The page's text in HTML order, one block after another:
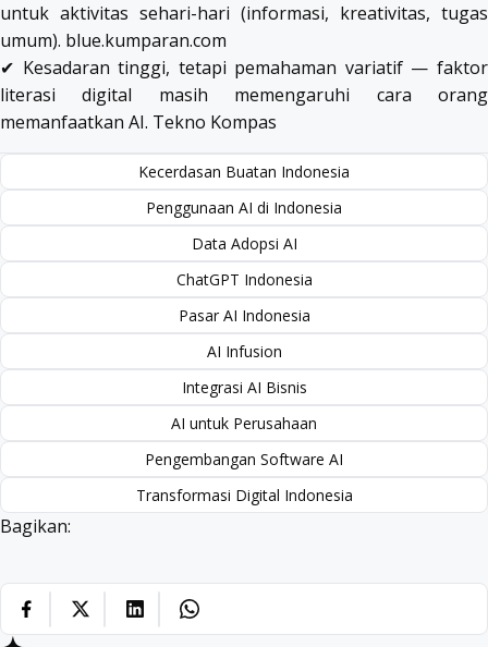
untuk aktivitas sehari-hari (informasi, kreativitas, tugas
umum). blue.kumparan.com
✔ Kesadaran tinggi, tetapi pemahaman variatif — faktor
literasi digital masih memengaruhi cara orang
memanfaatkan AI. Tekno Kompas
Kecerdasan Buatan Indonesia
Penggunaan AI di Indonesia
Data Adopsi AI
ChatGPT Indonesia
Pasar AI Indonesia
AI Infusion
Integrasi AI Bisnis
AI untuk Perusahaan
Pengembangan Software AI
Transformasi Digital Indonesia
Bagikan: